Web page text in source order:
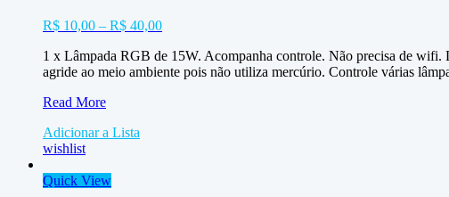
R$ 10,00 – R$ 40,00
1 x Lâmpada RGB de 15W. Acompanha controle. Não precisa de
agride ao meio ambiente pois não utiliza mercúrio. Controle várias
Lâmpada
Read More
Adicionar a Lista
wishlist
Quick View